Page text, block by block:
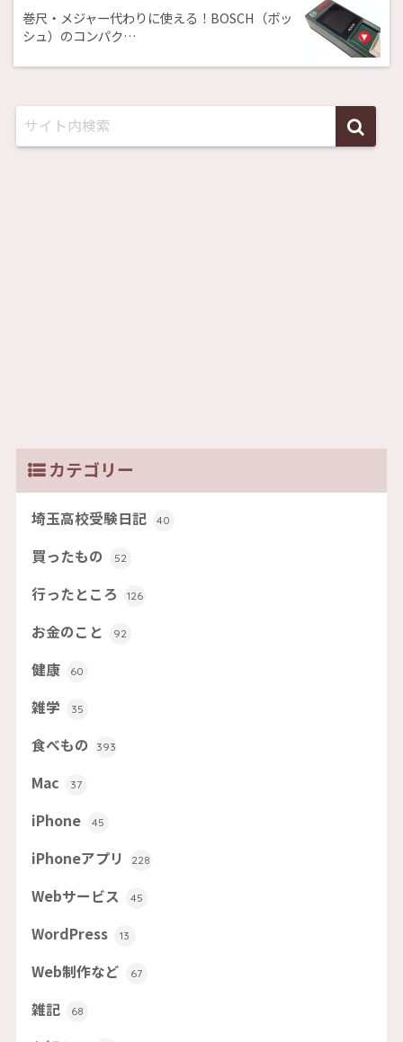
巻尺・メジャー代わりに使える！BOSCH（ボッ
シュ）のコンパク…
カテゴリー
埼玉高校受験日記 40
買ったもの 52
行ったところ 126
お金のこと 92
健康 60
雑学 35
食べもの 393
Mac 37
iPhone 45
iPhoneアプリ 228
Webサービス 45
WordPress 13
Web制作など 67
雑記 68